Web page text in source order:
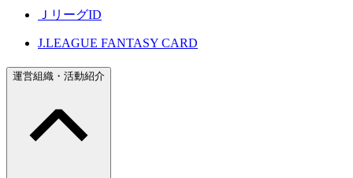
ＪリーグID
J.LEAGUE FANTASY CARD
運営組織・活動紹介